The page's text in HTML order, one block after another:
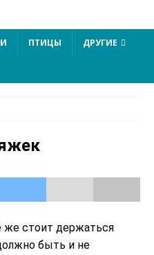
ПТИЦЫ ДРУГИЕ
же стоит держаться
быть и не